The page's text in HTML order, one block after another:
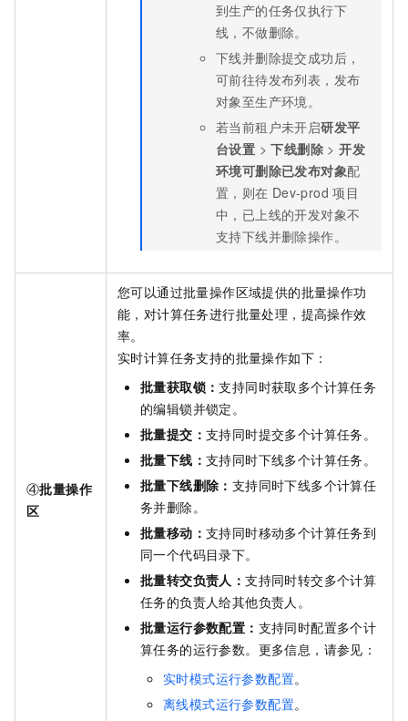
到生产的任务仅执行下
线，不做删除。
下线并删除提交成功后，
可前往待发布列表，发布
对象至生产环境。
若当前租户未开启研发平
台设置 >下线删除 >开发
环境可删除已发布对象配
置，则在 Dev-prod 项目
中，已上线的开发对象不
支持下线并删除操作。
④批量操作
区
您可以通过批量操作区域提供的批量操作功
能，对计算任务进行批量处理，提高操作效
率。
实时计算任务支持的批量操作如下：
批量获取锁：支持同时获取多个计算任务
的编辑锁并锁定。
批量提交： 支持同时提交多个计算任务。
批量下线： 支持同时下线多个计算任务。
批量下线删除： 支持同时下线多个计算任
务并删除。
批量移动： 支持同时移动多个计算任务到
同一个代码目录下。
批量转交负责人：支持同时转交多个计算
任务的负责人给其他负责人。
批量运行参数配置： 支持同时配置多个计
算任务的运行参数。更多信息，请参见：
实时模式运行参数配置。
离线模式运行参数配置。